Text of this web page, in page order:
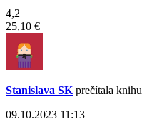
4,2
25,10 €
Stanislava SK prečítala knihu
09.10.2023 11:13